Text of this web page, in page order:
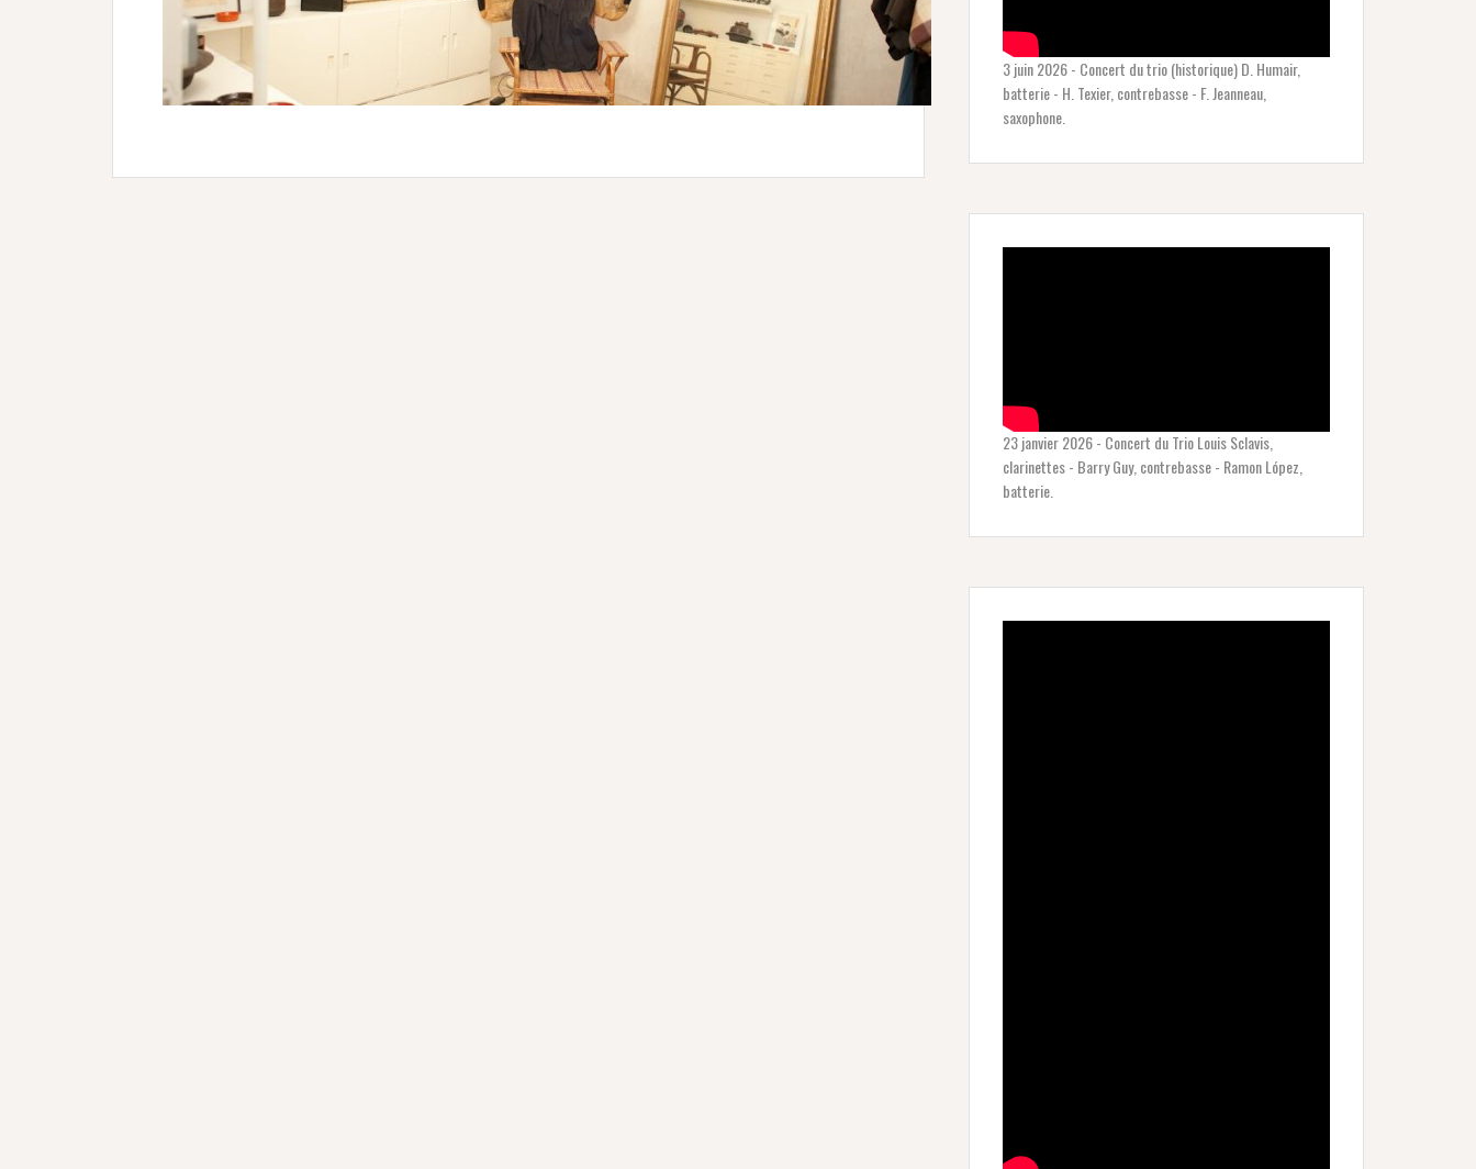
3 juin 2026 - Concert du trio (historique) D. Humair,
batterie - H. Texier, contrebasse - F. Jeanneau,
saxophone.
23 janvier 2026 - Concert du Trio Louis Sclavis,
clarinettes - Barry Guy, contrebasse - Ramon López,
batterie.